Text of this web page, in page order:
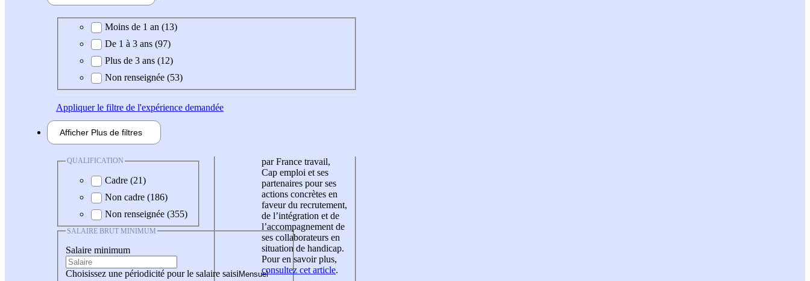
Expérience demandée
Moins de 1 an (13)
De 1 à 3 ans (97)
Plus de 3 ans (12)
Non renseignée (53)
Appliquerle filtre de l'expérience demandée
Afficher Plus de filtres
QUALIFICATION
Cadre (21)
Non cadre (186)
Non renseignée (355)
SALAIRE BRUT MINIMUM
Salaire minimum
Choisissez une périodicité pour le salaire saisi
par France travail,
Cap emploi et ses
partenaires pour ses
actions concrètes en
faveur du recrutement,
de l’intégration et de
l’accompagnement de
ses collaborateurs en
situation de handicap.
Pour en savoir plus,
consultez cet article.